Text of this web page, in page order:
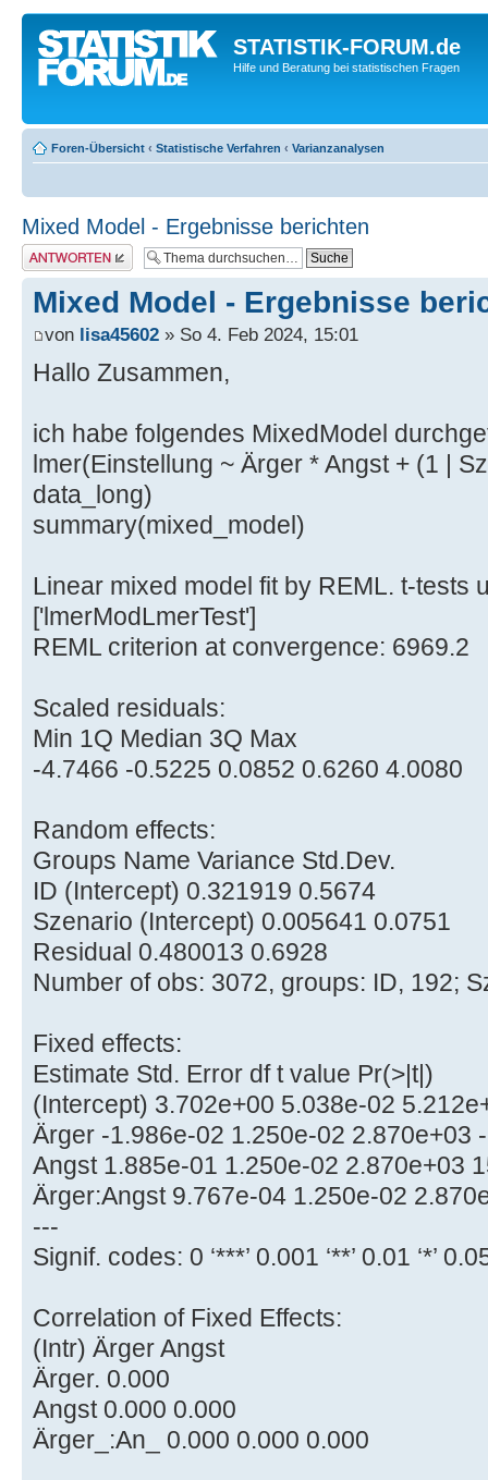
STATISTIK-FORUM.de
Hilfe und Beratung bei statistischen Fragen
Foren-Übersicht ‹ Statistische Verfahren ‹ Varianzanalysen
Mixed Model - Ergebnisse berichten
Antwort erstellen
Mixed Model - Ergebnisse
von lisa45602 » So 4. Feb 2024, 15:01
Hallo Zusammen,
ich habe folgendes MixedModel
lmer(Einstellung ~ Ärger * Angst + (1 |
data_long)
summary(mixed_model)
Linear mixed model fit by REML. t-tests
['lmerModLmerTest']
REML criterion at convergence: 6969.2
Scaled residuals:
Min 1Q Median 3Q Max
-4.7466 -0.5225 0.0852 0.6260 4.0080
Random effects:
Groups Name Variance Std.Dev.
ID (Intercept) 0.321919 0.5674
Szenario (Intercept) 0.005641 0.0751
Residual 0.480013 0.6928
Number of obs: 3072, groups: ID, 192;
Fixed effects:
Estimate Std. Error df t value Pr(>|t|)
(Intercept) 3.702e+00 5.038e-02
Ärger -1.986e-02 1.250e-02 2.870e+03
Angst 1.885e-01 1.250e-02 2.870e+03
Ärger:Angst 9.767e-04 1.250e-02
---
Signif. codes: 0 ‘***’ 0.001 ‘**’ 0.01 ‘*’ 0.05
Correlation of Fixed Effects:
(Intr) Ärger Angst
Ärger. 0.000
Angst 0.000 0.000
Ärger_:An_ 0.000 0.000 0.000